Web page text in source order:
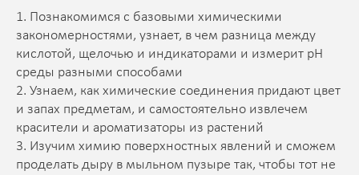
1. Познакомимся с базовыми химическими
закономерностями, узнает, в чем разница между
кислотой, щелочью и индикаторами и измерит pH
среды разными способами
2. Узнаем, как химические соединения придают цвет
и запах предметам, и самостоятельно извлечем
красители и ароматизаторы из растений
3. Изучим химию поверхностных явлений и сможем
проделать дыру в мыльном пузыре так, чтобы тот не